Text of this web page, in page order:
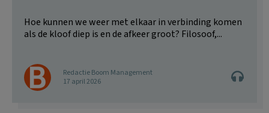
Hoe kunnen we weer met elkaar in verbinding komen
als de kloof diep is en de afkeer groot? Filosoof,...
Redactie Boom Management
17 april 2026